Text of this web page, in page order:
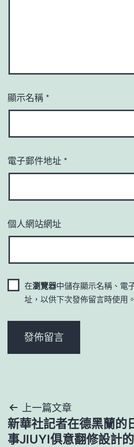
顯示名稱 *
電子郵件地址 *
個人網站網址
在瀏覽器中儲存顯示名稱、電
址，以供下次發佈留言時使用。
文
章
上一篇文章
新華社記者在德黑蘭的
事JIUYI俱意翻修設計